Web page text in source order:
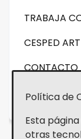
TRABAJA
CESPED
CONTACTO
NOVEDADES
Política de
Esta
otras